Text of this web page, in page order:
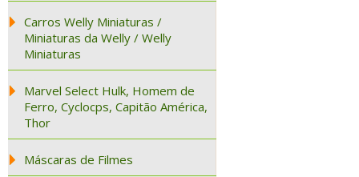
Carros Welly Miniaturas /
Miniaturas da Welly / Welly
Miniaturas
Marvel Select Hulk, Homem de
Ferro, Cyclocps, Capitão América,
Thor
Máscaras de Filmes